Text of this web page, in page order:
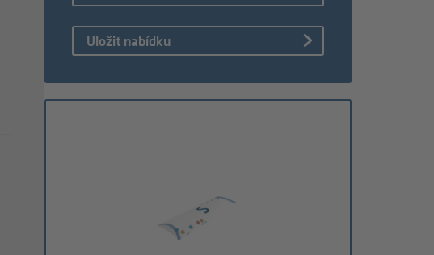
Uložit nabídku